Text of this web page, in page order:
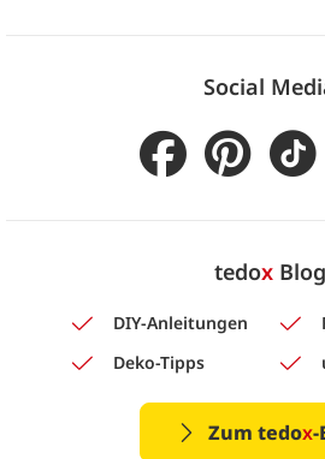
Social
tedoxBlog
DIY-Anleitungen
Deko-Tipps
Zum tedox-